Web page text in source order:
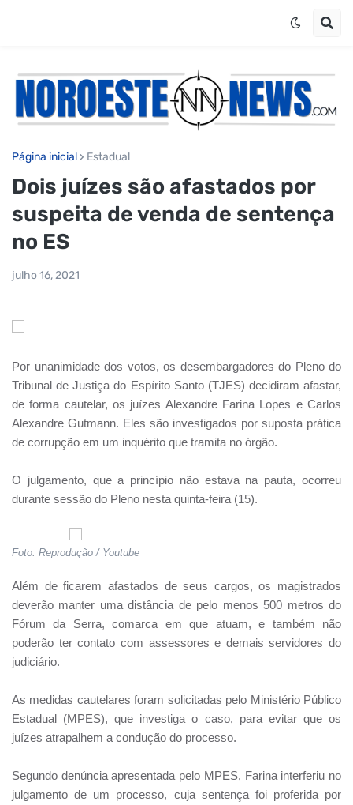
Página inicial Estadual
Dois juízes são afastados por
suspeita de venda de sentença
no ES
julho 16, 2021
Por unanimidade dos votos, os desembargadores do Pleno do
Tribunal de Justiça do Espírito Santo (TJES) decidiram afastar,
de forma cautelar, os juízes Alexandre Farina Lopes e Carlos
Alexandre Gutmann. Eles são investigados por suposta prática
de corrupção em um inquérito que tramita no órgão.
O julgamento, que a princípio não estava na pauta, ocorreu
durante sessão do Pleno nesta quinta-feira (15).
Foto: Reprodução / Youtube
Além de ficarem afastados de seus cargos, os magistrados
deverão manter uma distância de pelo menos 500 metros do
Fórum da Serra, comarca em que atuam, e também não
poderão ter contato com assessores e demais servidores do
judiciário.
As medidas cautelares foram solicitadas pelo Ministério Público
Estadual (MPES), que investiga o caso, para evitar que os
juízes atrapalhem a condução do processo.
Segundo denúncia apresentada pelo MPES, Farina interferiu no
julgamento de um processo, cuja sentença foi proferida por